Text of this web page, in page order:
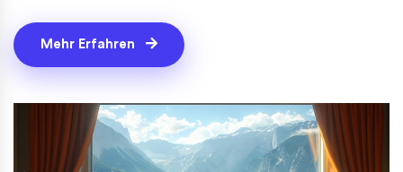
Geschichte und Entwicklung. Leser erfahren, wie
Eckzargen zum Gesamtbild eines Raumes beitragen
Mehr Erfahren